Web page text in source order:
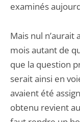
examinés
Mais nul n’aurait
mois autant de
que la question
serait ainsi en
avaient été
obtenu revient